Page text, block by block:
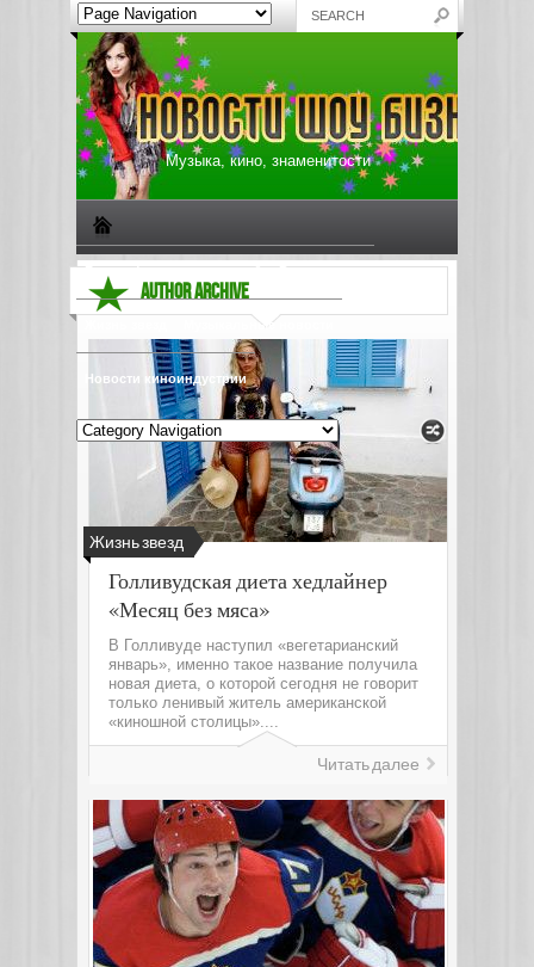
Музыка, кино, знаменитости
Биографии знаменитостей Все о музыке
Музыкальные новости
Новости киноиндустрии
AUTHOR ARCHIVE
Жизнь звезд
Голливудская диета хедлайнер
«Месяц без мяса»
В Голливуде наступил «вегетарианский
январь», именно такое название получила
новая диета, о которой сегодня не говорит
только ленивый житель американской
«киношной столицы»....
Читать далее